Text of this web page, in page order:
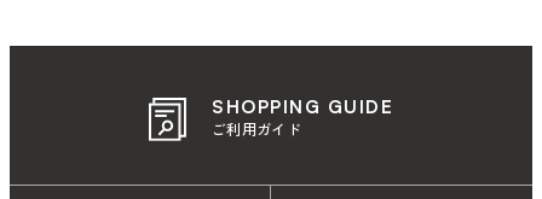
SHOPPING GUIDE
ご利用ガイド